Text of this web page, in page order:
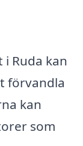
Ruda kan
förvandla
kan
som